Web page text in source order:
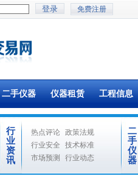
免费注册
二手仪器 仪器租赁 工程信息
行
业
资
讯
热点评论 政策法规
行业安全
技术标准
市场预测
行业动态
二
手
仪
器